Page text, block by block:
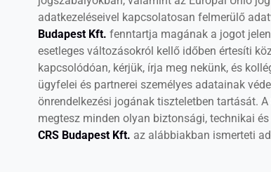
adatkezeléseivel kapcsolatosan felmerülő
Budapest Kft. fenntartja magának a jogot
esetleges változásokról kellő időben értesíti
kapcsolódóan, kérjük, írja meg nekünk, és
ügyfelei és partnerei személyes adatainak
önrendelkezési jogának tiszteletben tartását. A
megtesz minden olyan biztonsági, technikai
CRS Budapest Kft. az alábbiakban ismerteti